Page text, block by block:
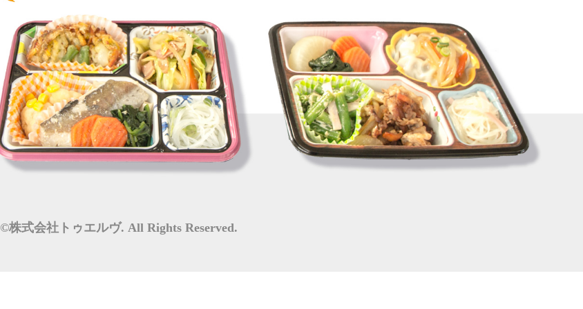
©株式会社トゥエルヴ. All Rights Reserved.